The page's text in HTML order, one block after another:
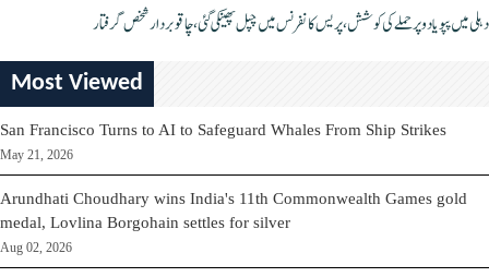
دہلی میں پپو یادو پر حملے کی کوشش، پریس کانفرنس میں چپل پھینکی گئی، چاقو بردار شخص گرفتار
Most Viewed
San Francisco Turns to AI to Safeguard Whales From Ship Strikes
May 21, 2026
Arundhati Choudhary wins India's 11th Commonwealth Games gold
medal, Lovlina Borgohain settles for silver
Aug 02, 2026